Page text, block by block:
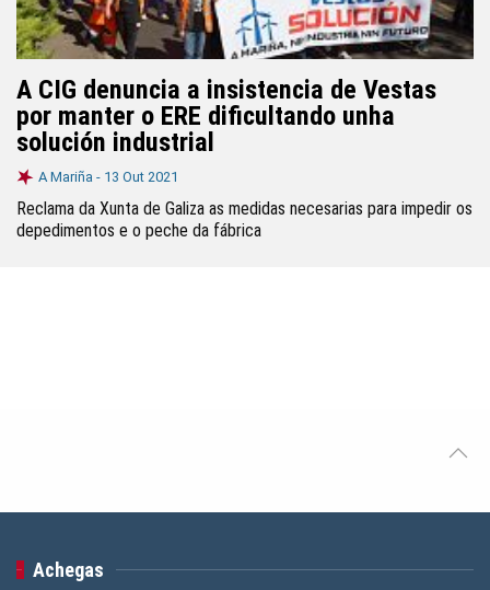
A CIG denuncia a insistencia de Vestas
por manter o ERE dificultando unha
solución industrial
A Mariña - 13 Out 2021
Reclama da Xunta de Galiza as medidas necesarias para impedir os
depedimentos e o peche da fábrica
Achegas